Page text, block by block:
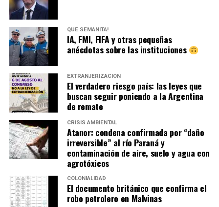
QUÉ SEMANITA!
IA, FMI, FIFA y otras pequeñas
anécdotas sobre las instituciones
EXTRANJERIZACIÓN
El verdadero riesgo país: las leyes que
buscan seguir poniendo a la Argentina
de remate
CRISIS AMBIENTAL
Atanor: condena confirmada por “daño
irreversible” al río Paraná y
contaminación de aire, suelo y agua con
agrotóxicos
COLONIALIDAD
El documento británico que confirma el
robo petrolero en Malvinas